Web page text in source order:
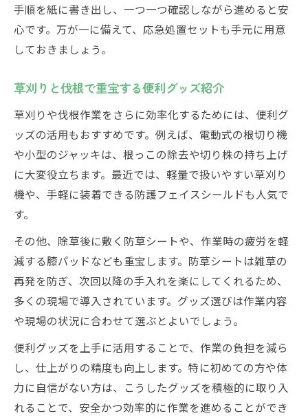
手順を紙に書き出し、一つ一つ確認しながら進めると安
心です。万が一に備えて、応急処置セットも手元に用意
しておきましょう。
草刈りと伐根で重宝する便利グッズ紹介
草刈りや伐根作業をさらに効率化するためには、便利グ
ッズの活用もおすすめです。例えば、電動式の根切り機
や小型のジャッキは、根っこの除去や切り株の持ち上げ
に大変役立ちます。最近では、軽量で扱いやすい草刈り
機や、手軽に装着できる防護フェイスシールドも人気で
す。
その他、除草後に敷く防草シートや、作業時の疲労を軽
減する膝パッドなども重宝します。防草シートは雑草の
再発を防ぎ、次回以降の手入れを楽にしてくれるため、
多くの現場で導入されています。グッズ選びは作業内容
や現場の状況に合わせて選ぶとよいでしょう。
便利グッズを上手に活用することで、作業の負担を減ら
し、仕上がりの精度も向上します。特に初めての方や体
力に自信がない方は、こうしたグッズを積極的に取り入
れることで、安全かつ効率的に作業を進めることができ